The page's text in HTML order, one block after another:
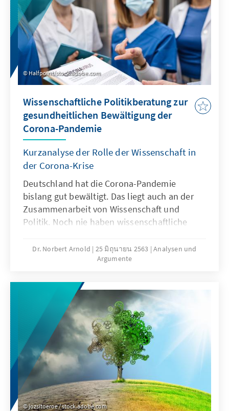
Halfpoint/stock.adobe.com
Wissenschaftliche Politikberatung zur
gesundheitlichen Bewältigung der
Corona-Pandemie
Kurzanalyse der Rolle der Wissenschaft in
der Corona-Krise
Deutschland hat die Corona-Pandemie
bislang gut bewältigt. Das liegt auch an der
Zusammenarbeit von Wissenschaft und
Politik. Noch nie haben wissenschaftliche
sind auch öffentlich in Erscheinung getreten.
Unser Analysen & Argumente fasst den
betrachtet insbesondere die
Infektionsausbreitung und den
entsprechenden Schutzmaßnahmen genauer.
Dr. Norbert Arnold 25 มิถุนายน 2563
Analysen und
Argumente
jozsitoeroe / stock.adobe.com